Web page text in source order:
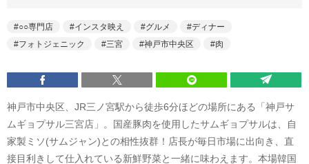
○○専門店 インスタ映え グルメ
ディナー
フォトジェニック
三宮 神戸市中央区 肉
神戸市中央区、JR三ノ宮駅から徒歩6分ほどの場所にある「神戸サ
ムギョプサル三宮店」。国産豚肉を使用したサムギョプサルは、自
家製ミソ(サムジャン)との相性抜群！店長が毎日市場に出向き、直
接目利きして仕入れている新鮮野菜と一緒に味わえます。本場韓国